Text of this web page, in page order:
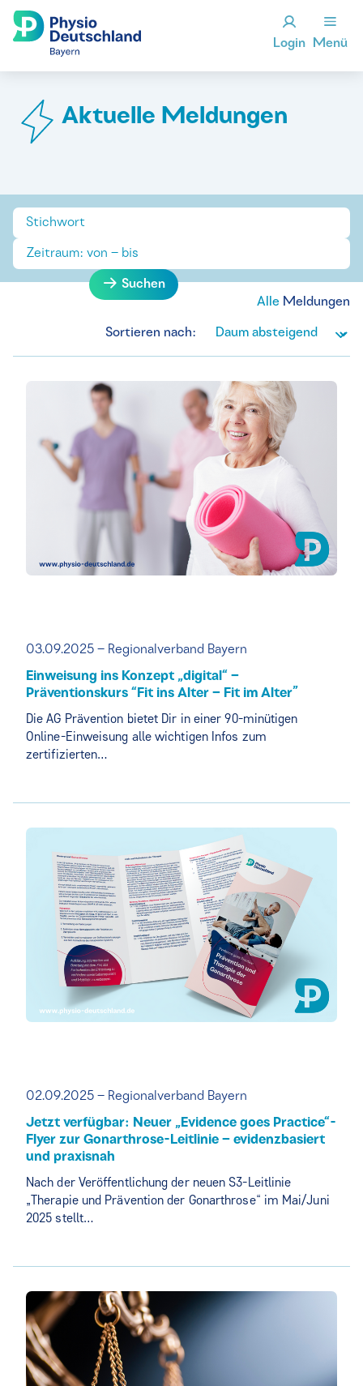
Login Menü
Aktuelle Meldungen
Suchen
Alle Meldungen
Sortieren nach:
03.09.2025 – Regionalverband Bayern
Einweisung ins Konzept „digital“ –
Präventionskurs “Fit ins Alter – Fit im Alter”
Die AG Prävention bietet Dir in einer 90-minütigen
Online-Einweisung alle wichtigen Infos zum
zertifizierten…
02.09.2025 – Regionalverband Bayern
Jetzt verfügbar: Neuer „Evidence goes Practice“-
Flyer zur Gonarthrose-Leitlinie – evidenzbasiert
und praxisnah
Nach der Veröffentlichung der neuen S3-Leitlinie
„Therapie und Prävention der Gonarthrose“ im Mai/Juni
2025 stellt…